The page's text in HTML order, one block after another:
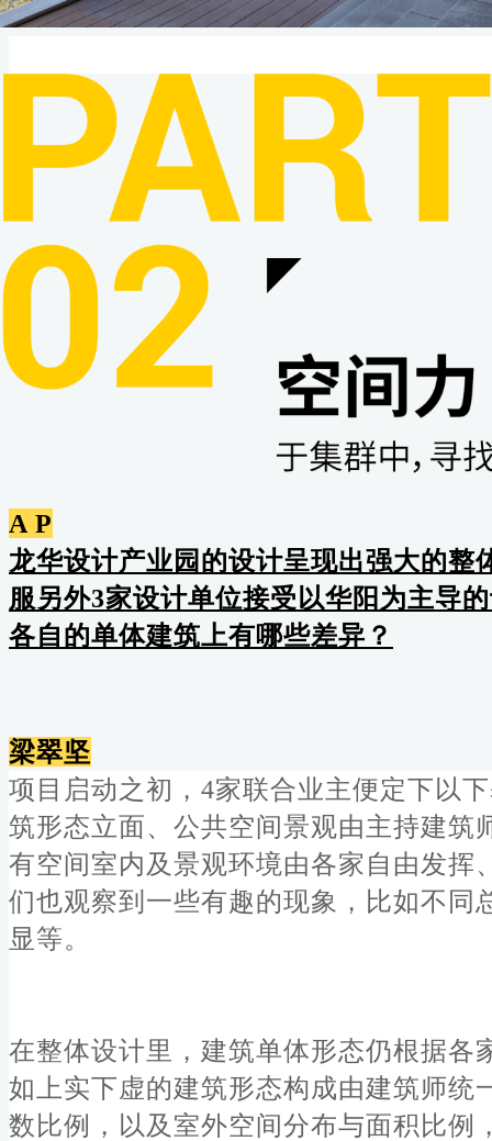
A P
龙华设计产业园的设计呈现出强大的整
服另外3家设计单位接受以华阳为主导
各自的单体建筑上有哪些差异？
梁翠坚
项目启动之初，4家联合业主便定下以
筑形态立面、公共空间景观由主持建筑
有空间室内及景观环境由各家自由发挥
们也观察到一些有趣的现象，比如不同
显等。
在整体设计里，建筑单体形态仍根据各
如上实下虚的建筑形态构成由建筑师统
数比例，以及室外空间分布与面积比例